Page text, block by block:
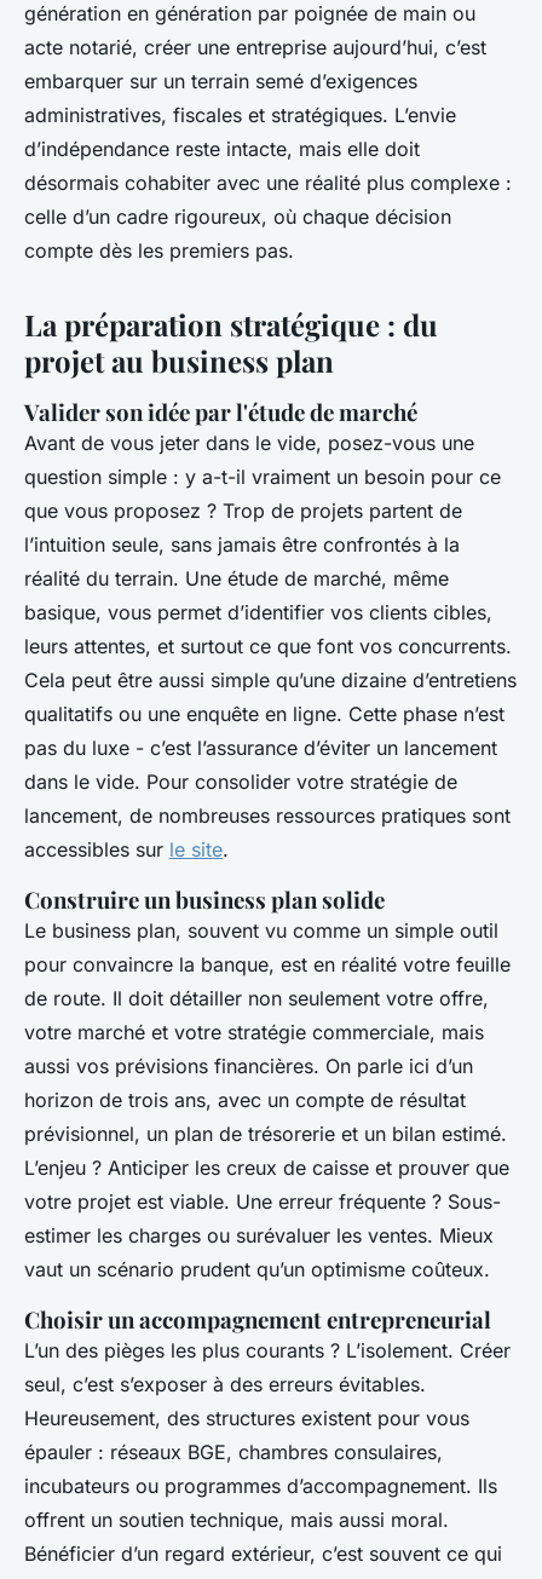
génération en génération par poignée de main ou
acte notarié, créer une entreprise aujourd’hui, c’est
embarquer sur un terrain semé d’exigences
administratives, fiscales et stratégiques. L’envie
d’indépendance reste intacte, mais elle doit
désormais cohabiter avec une réalité plus complexe :
celle d’un cadre rigoureux, où chaque décision
compte dès les premiers pas.
La préparation stratégique : du
projet au business plan
Valider son idée par l'étude de marché
Avant de vous jeter dans le vide, posez-vous une
question simple : y a-t-il vraiment un besoin pour ce
que vous proposez ? Trop de projets partent de
l’intuition seule, sans jamais être confrontés à la
réalité du terrain. Une étude de marché, même
basique, vous permet d’identifier vos clients cibles,
leurs attentes, et surtout ce que font vos concurrents.
Cela peut être aussi simple qu’une dizaine d’entretiens
qualitatifs ou une enquête en ligne. Cette phase n’est
pas du luxe - c’est l’assurance d’éviter un lancement
dans le vide. Pour consolider votre stratégie de
lancement, de nombreuses ressources pratiques sont
accessibles sur le site.
Construire un business plan solide
Le business plan, souvent vu comme un simple outil
pour convaincre la banque, est en réalité votre feuille
de route. Il doit détailler non seulement votre offre,
votre marché et votre stratégie commerciale, mais
aussi vos prévisions financières. On parle ici d’un
horizon de trois ans, avec un compte de résultat
prévisionnel, un plan de trésorerie et un bilan estimé.
L’enjeu ? Anticiper les creux de caisse et prouver que
votre projet est viable. Une erreur fréquente ? Sous-
estimer les charges ou surévaluer les ventes. Mieux
vaut un scénario prudent qu’un optimisme coûteux.
Choisir un accompagnement entrepreneurial
L’un des pièges les plus courants ? L’isolement. Créer
seul, c’est s’exposer à des erreurs évitables.
Heureusement, des structures existent pour vous
épauler : réseaux BGE, chambres consulaires,
incubateurs ou programmes d’accompagnement. Ils
offrent un soutien technique, mais aussi moral.
Bénéficier d’un regard extérieur, c’est souvent ce qui